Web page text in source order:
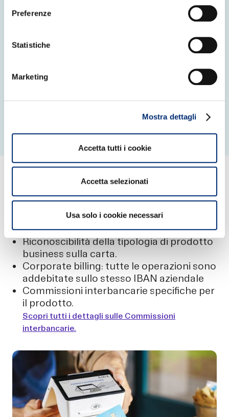
Preferenze
Statistiche
Marketing
Mostra dettagli
Accetta tutti i cookie
Accetta selezionati
Usa solo i cookie necessari
nazionale e
guarda al futuro.
TUTTE LE CARATTERISTICHE DELLA CARTA
COMMERCIAL
Riconoscibilità della tipologia di prodotto
business sulla carta.
Corporate billing: tutte le operazioni sono
addebitate sullo stesso IBAN aziendale
Commissioni interbancarie specifiche per
il prodotto.
Scopri tutti i dettagli sulle Commissioni
interbancarie.